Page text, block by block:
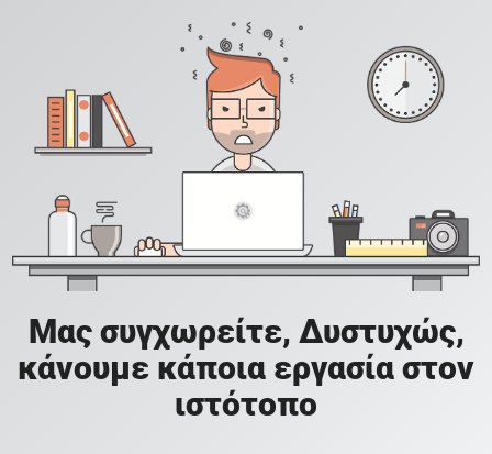
Μας συγχωρείτε, Δυστυχώς,
κάνουμε κάποια εργασία στον
ιστότοπο